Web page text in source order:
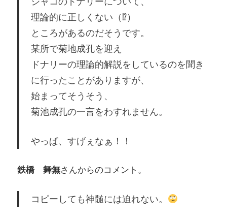
理論的に正しくない（⁉︎）
ところがあるのだそうです。
某所で菊地成孔を迎え
ドナリーの理論的解説をしているのを聞き
に行ったことがありますが、
始まってそうそう、
菊池成孔の一言をわすれません。
やっぱ、すげぇなぁ！！
鉄橋 舞無さんからのコメント。
コピーしても神髄には迫れない。